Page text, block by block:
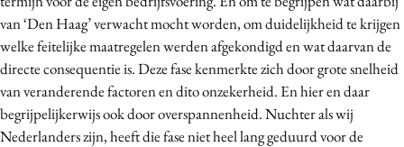
van ‘Den Haag’ verwacht mocht worden, om duidelijkheid te krijgen
welke feitelijke maatregelen werden afgekondigd en wat daarvan de
directe consequentie is. Deze fase kenmerkte zich door grote snelheid
van veranderende factoren en dito onzekerheid. En hier en daar
begrijpelijkerwijs ook door overspannenheid. Nuchter als wij
Nederlanders zijn, heeft die fase niet heel lang geduurd voor de